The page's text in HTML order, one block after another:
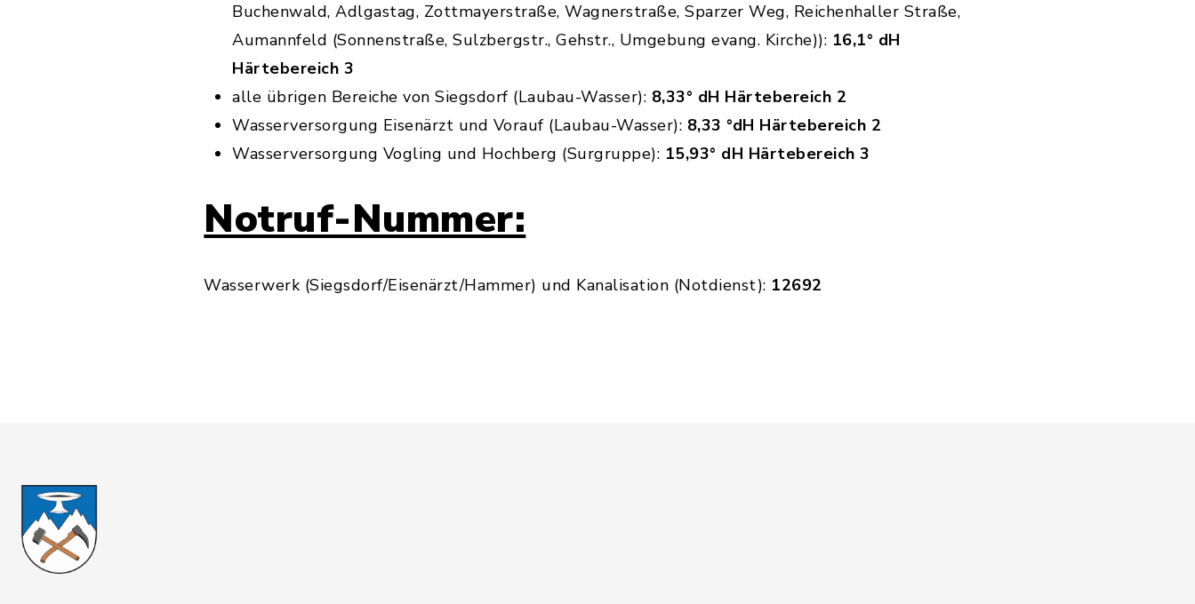
Buchenwald, Adlgastag, Zottmayerstraße, Wagnerstraße, Sparzer Weg, Reichenhaller Straße,
Aumannfeld (Sonnenstraße, Sulzbergstr., Gehstr., Umgebung evang. Kirche)): 16,1° dH
Härtebereich 3
alle übrigen Bereiche von Siegsdorf (Laubau-Wasser): 8,33° dH Härtebereich 2
Wasserversorgung Eisenärzt und Vorauf (Laubau-Wasser): 8,33 °dH Härtebereich 2
Wasserversorgung Vogling und Hochberg (Surgruppe): 15,93° dH Härtebereich 3
Notruf-Nummer:
Wasserwerk (Siegsdorf/Eisenärzt/Hammer) und Kanalisation (Notdienst): 12692